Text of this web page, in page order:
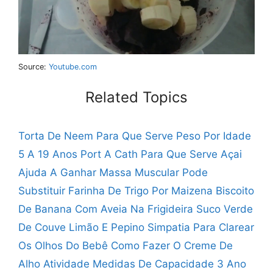
Source: Youtube.com
Related Topics
Torta De Neem Para Que Serve Peso Por Idade
5 A 19 Anos Port A Cath Para Que Serve Açai
Ajuda A Ganhar Massa Muscular Pode
Substituir Farinha De Trigo Por Maizena Biscoito
De Banana Com Aveia Na Frigideira Suco Verde
De Couve Limão E Pepino Simpatia Para Clarear
Os Olhos Do Bebê Como Fazer O Creme De
Alho Atividade Medidas De Capacidade 3 Ano